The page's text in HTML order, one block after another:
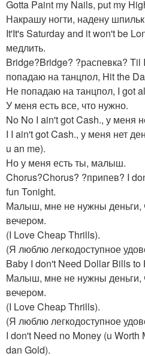
Gotta Paint my Nails, put my
Накрашу ногти, надену
It'It's Saturday and it won't be
медлить.
Bridge?Bridge? ?распевка? Til
попадаю на танцпол, Hit the
Не попадаю на танцпол, I got
У меня есть все, что нужно.
No No I ain't got Cash., у меня
I I ain't got Cash., у меня нет
u an me).
Но у меня есть ты, малыш.
Chorus?Chorus? ?припев? I
fun Tonight.
Малыш, мне не нужны деньги,
вечером.
(I Love Cheap Thrills).
(Я люблю легкодоступное
Baby I don't Need Dollar Bills to
Малыш, мне не нужны деньги,
вечером.
(I Love Cheap Thrills).
(Я люблю легкодоступное
I don't Need no Money (u
dan Gold).